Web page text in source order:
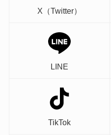
X（Twitter）
LINE
TikTok